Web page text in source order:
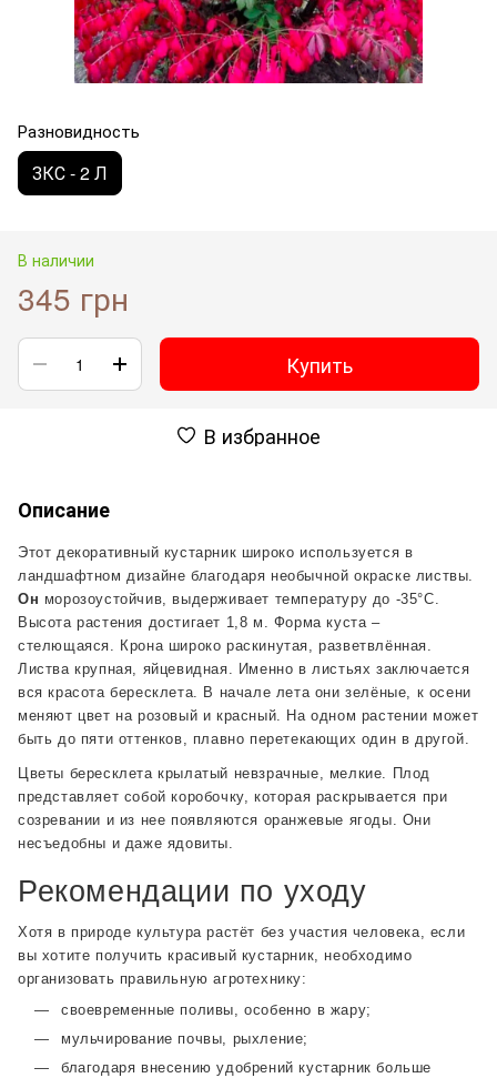
Разновидность
ЗКС - 2 Л
В наличии
345 грн
Купить
В избранное
Описание
Этот декоративный кустарник широко используется в
ландшафтном дизайне благодаря необычной окраске листвы.
Он морозоустойчив, выдерживает температуру до -35°С.
Высота растения достигает 1,8 м. Форма куста –
стелющаяся. Крона широко раскинутая, разветвлённая.
Листва крупная, яйцевидная. Именно в листьях заключается
вся красота бересклета. В начале лета они зелёные, к осени
меняют цвет на розовый и красный. На одном растении может
быть до пяти оттенков, плавно перетекающих один в другой.
Цветы бересклета крылатый невзрачные, мелкие. Плод
представляет собой коробочку, которая раскрывается при
созревании и из нее появляются оранжевые ягоды. Они
несъедобны и даже ядовиты.
Рекомендации по уходу
Хотя в природе культура растёт без участия человека, если
вы хотите получить красивый кустарник, необходимо
организовать правильную агротехнику:
своевременные поливы, особенно в жару;
мульчирование почвы, рыхление;
благодаря внесению удобрений кустарник больше